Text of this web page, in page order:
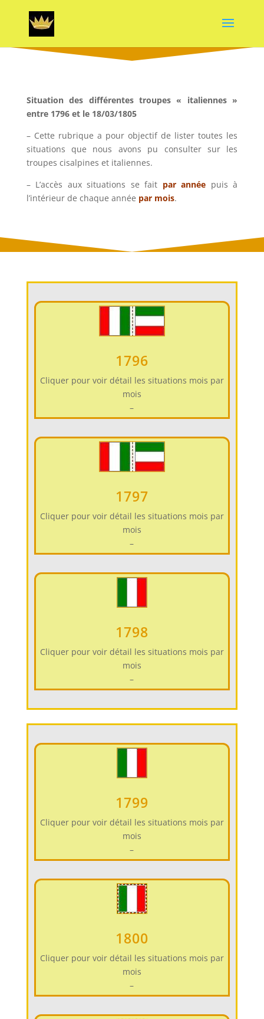
Situation des différentes troupes « italiennes »
entre 1796 et le 18/03/1805
– Cette rubrique a pour objectif de lister toutes les
situations que nous avons pu consulter sur les
troupes cisalpines et italiennes.
– L’accès aux situations se fait par année puis à
l’intérieur de chaque année par mois.
1796
Cliquer pour voir détail les situations mois par
mois
–
1797
Cliquer pour voir détail les situations mois par
mois
–
1798
Cliquer pour voir détail les situations mois par
mois
–
1799
Cliquer pour voir détail les situations mois par
mois
–
1800
Cliquer pour voir détail les situations mois par
mois
–